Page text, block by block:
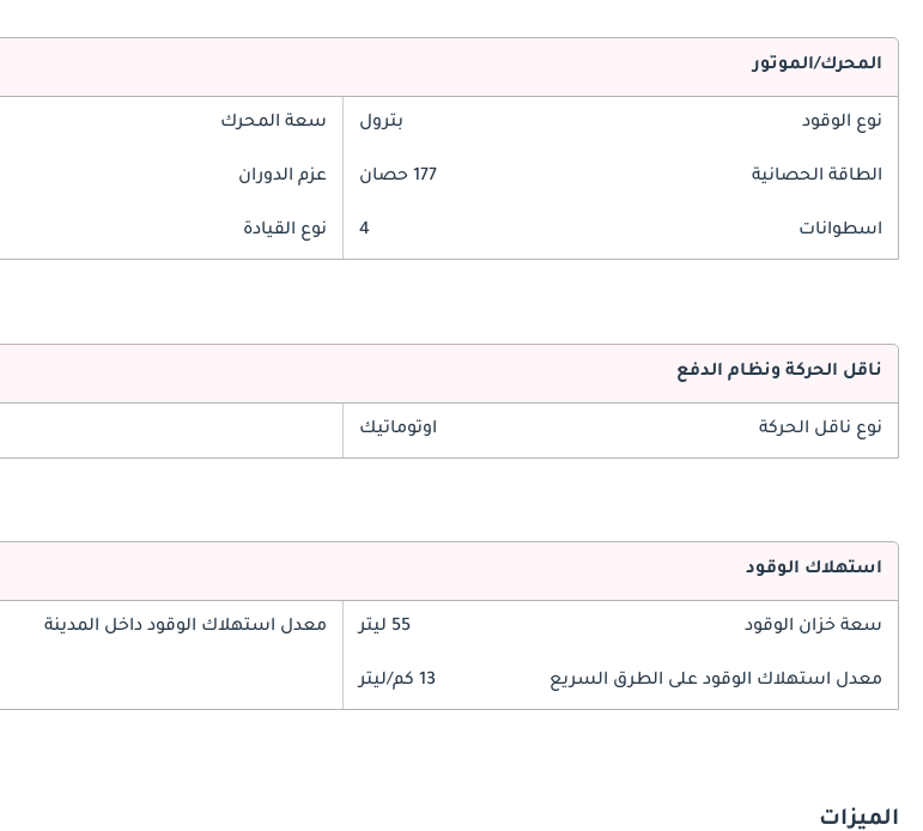
المحرك/الموتور
نوع الوقود بترول سعة المحرك
الطاقة الحصانية 177 حصان عزم الدوران
اسطوانات 4 نوع القيادة
ناقل الحركة ونظام الدفع
نوع ناقل الحركة اوتوماتيك
استهلاك الوقود
سعة خزان الوقود 55 ليتر معدل استهلاك الوقود داخل المدينة
معدل استهلاك الوقود على الطرق السريع 13 كم/ليتر
الميزات